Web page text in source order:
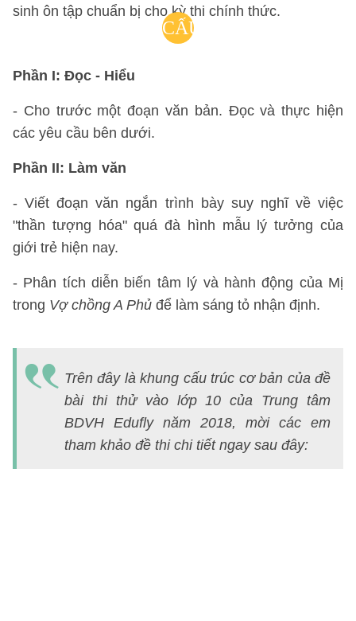
sinh ôn tập chuẩn bị cho kỳ thi chính thức.
CẤU
Phần I: Đọc - Hiểu
- Cho trước một đoạn văn bản. Đọc và thực hiện
các yêu cầu bên dưới.
Phần II: Làm văn
- Viết đoạn văn ngắn trình bày suy nghĩ về việc
"thần tượng hóa" quá đà hình mẫu lý tưởng của
giới trẻ hiện nay.
- Phân tích diễn biến tâm lý và hành động của Mị
trong Vợ chồng A Phủ để làm sáng tỏ nhận định.
Trên đây là khung cấu trúc cơ bản của đề
bài thi thử vào lớp 10 của Trung tâm
BDVH Edufly năm 2018, mời các em
tham khảo đề thi chi tiết ngay sau đây: